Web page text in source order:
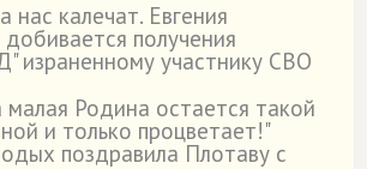
нас калечат. Евгения
получения
израненному участнику СВО
малая Родина остается такой
и только процветает!"
поздравила Плотаву с